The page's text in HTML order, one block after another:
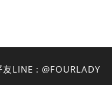
友LINE : @FOURLADY